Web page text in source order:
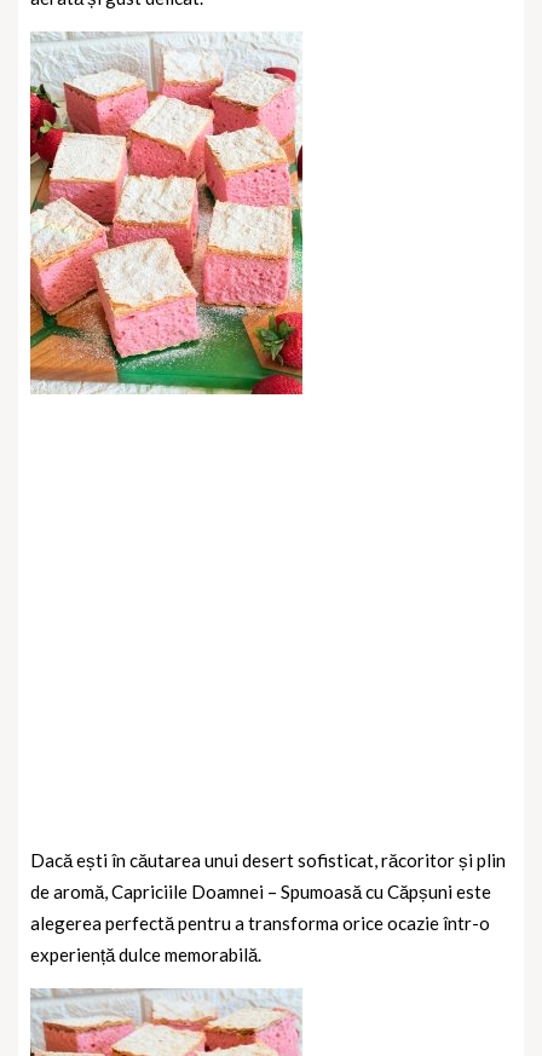
Dacă ești în căutarea unui desert sofisticat, răcoritor și plin
de aromă, Capriciile Doamnei – Spumoasă cu Căpșuni este
alegerea perfectă pentru a transforma orice ocazie într-o
experiență dulce memorabilă.